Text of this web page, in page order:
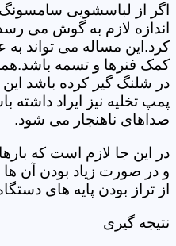
اگر از لباسشویی
اندازه لازم به گوش می
کرد.این مساله می تواند
کمک فنرها و تسمه
در شلنگ گیر کرده باشد
پمپ تخلیه نیز ایراد
صداهای ناهنجار می شود.
در این جا لازم است که
و در صورت زیاد بودن آن ها
از تراز بودن پایه های
نتیجه گیری